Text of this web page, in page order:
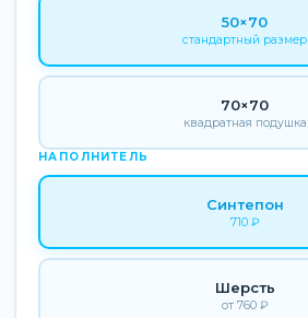
50×70
стандартный размер
70×70
квадратная подушка
НАПОЛНИТЕЛЬ
Синтепон
710 ₽
Шерсть
от 760 ₽